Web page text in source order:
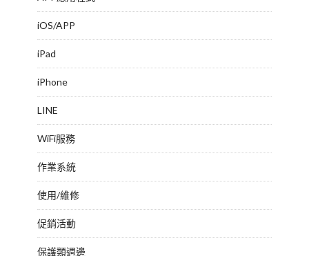
iOS/APP
iPad
iPhone
LINE
WiFi服務
作業系統
使用/維修
促銷活動
保護類週邊